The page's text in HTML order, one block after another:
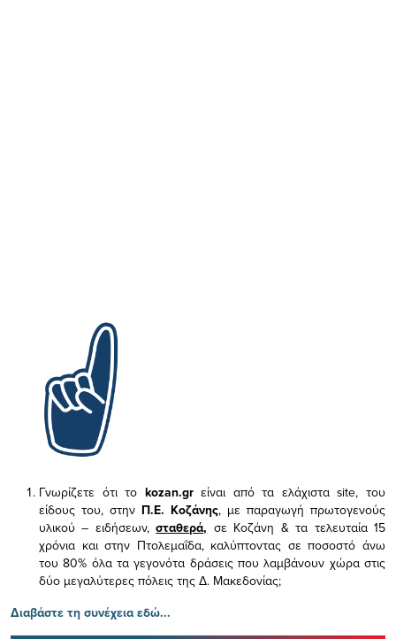
Γνωρίζετε ότι το kozan.gr είναι από τα ελάχισταsite, του
είδους του, στην Π.Ε. Κοζάνης, με παραγωγή πρωτογενούς
υλικού – ειδήσεων,σταθερά, σε Κοζάνη & τα τελευταία 15
χρόνια και στην Πτολεμαΐδα, καλύπτοντας σε ποσοστό άνω
του 80% όλα τα γεγονότα δράσεις που λαμβάνουν χώρα στις
δύο μεγαλύτερες πόλεις της Δ. Μακεδονίας;
Διαβάστε τη συνέχεια εδώ...